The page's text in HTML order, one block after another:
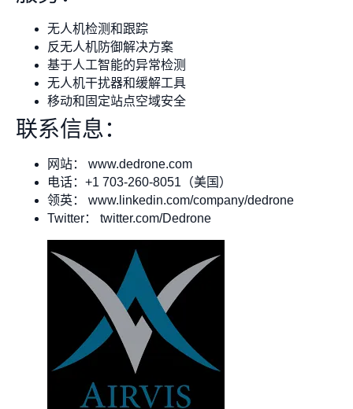
无人机检测和跟踪
反无人机防御解决方案
基于人工智能的异常检测
无人机干扰器和缓解工具
移动和固定站点空域安全
联系信息：
网站： www.dedrone.com
电话：+1 703-260-8051（美国）
领英： www.linkedin.com/company/dedrone
Twitter： twitter.com/Dedrone